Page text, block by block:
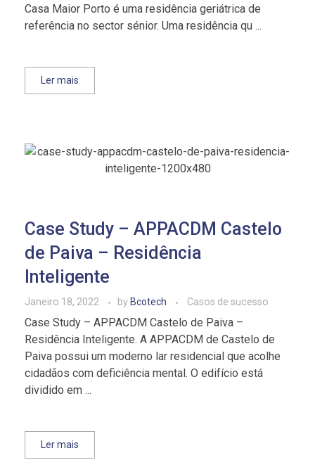
Casa Maior Porto é uma residência geriátrica de
referência no sector sénior. Uma residência qu ...
Ler mais
Case Study – APPACDM Castelo
de Paiva – Residência
Inteligente
Janeiro 18, 2022 by Bcotech Casos de sucesso
Case Study – APPACDM Castelo de Paiva –
Residência Inteligente. A APPACDM de Castelo de
Paiva possui um moderno lar residencial que acolhe
cidadãos com deficiência mental. O edifício está
dividido em ...
Ler mais